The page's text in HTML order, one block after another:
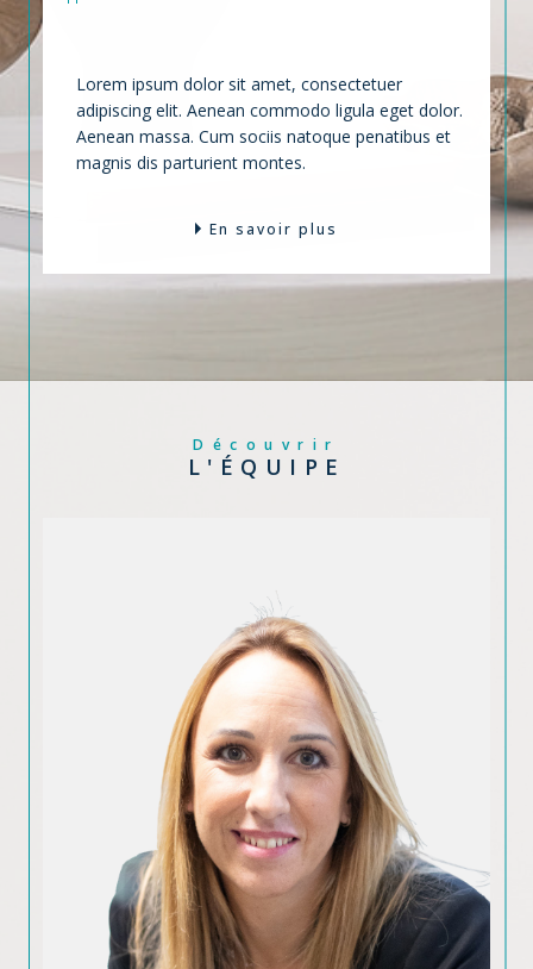
Lorem ipsum dolor sit amet, consectetuer
adipiscing elit. Aenean commodo ligula eget dolor.
Aenean massa. Cum sociis natoque penatibus et
Découvrir